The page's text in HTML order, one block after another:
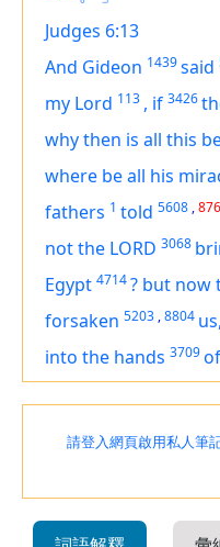
Judges 6:13
And Gideon 1439said
my Lord 113 , if 3426
why then is all this
where beall his
fathers 1 told 5608 ,
not the LORD 3068
Egypt 4714? but now
forsaken 5203 ,8804
into the hands 3709
請登入網頁啟用私人筆